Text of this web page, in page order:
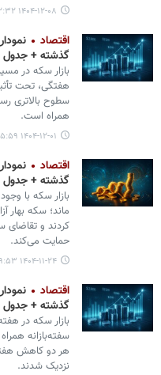
۱۴۰۴-۱۲-۰۸ ۱۲:۳۲
اقتصاد
گذشته + جدول
بازار سکه در
هفتگی، تحت
سطوح بالاتری
همراه است.
۱۴۰۴-۱۲-۰۱ ۱۵:۵۹
اقتصاد
گذشته + جدول
بازار سکه با
کردند و تقاضای
حمایت می‌کند.
۱۴۰۴-۱۱-۲۴ ۰۹:۵۳
اقتصاد
گذشته + جدول
بازار سکه در
سفته‌بازانه
هر دو کاهش
نزدیک شدند.